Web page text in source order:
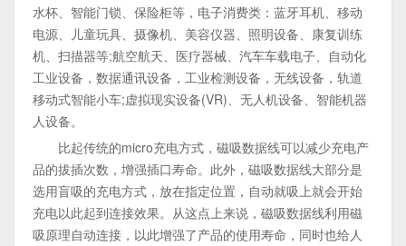
水杯、智能门锁、保险柜等，电子消费类：蓝牙耳机、移动
电源、儿童玩具、摄像机、美容仪器、照明设备、康复训练
机、扫描器等;航空航天、医疗器械、汽车车载电子、自动化
工业设备，数据通讯设备，工业检测设备，无线设备，轨道
移动式智能小车;虚拟现实设备(VR)、无人机设备、智能机器
人设备。
比起传统的micro充电方式，磁吸数据线可以减少充电产
品的拔插次数，增强插口寿命。此外，磁吸数据线大部分是
选用盲吸的充电方式，放在指定位置，自动就吸上就会开始
充电以此起到连接效果。从这点上来说，磁吸数据线利用磁
吸原理自动连接，以此增强了产品的使用寿命，同时也给人